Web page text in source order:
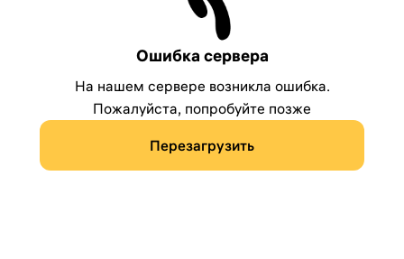
Ошибка сервера
На нашем сервере возникла ошибка.
Пожалуйста, попробуйте позже
Перезагрузить